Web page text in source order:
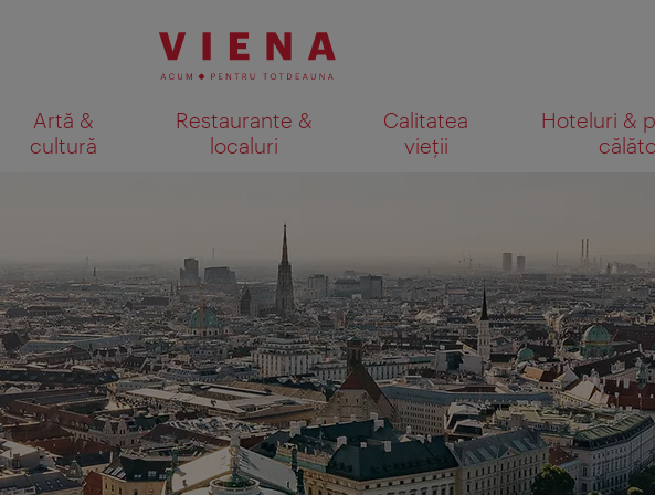
Artă &
cultură
Restaurante &
localuri
Calitatea
vieții
Hoteluri &